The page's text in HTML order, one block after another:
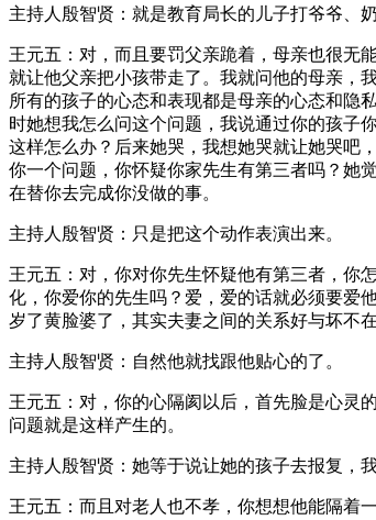
主持人殷智贤：就是教育局长的儿子打爷爷、奶
王元五：对，而且要罚父亲跪着，母亲也很无
就让他父亲把小孩带走了。我就问他的母亲，
所有的孩子的心态和表现都是母亲的心态和隐
时她想我怎么问这个问题，我说通过你的孩子
这样怎么办？后来她哭，我想她哭就让她哭吧
你一个问题，你怀疑你家先生有第三者吗？她
在替你去完成你没做的事。
主持人殷智贤：只是把这个动作表演出来。
王元五：对，你对你先生怀疑他有第三者，你
化，你爱你的先生吗？爱，爱的话就必须要爱
岁了黄脸婆了，其实夫妻之间的关系好与坏不
主持人殷智贤：自然他就找跟他贴心的了。
王元五：对，你的心隔阂以后，首先脸是心灵
问题就是这样产生的。
主持人殷智贤：她等于说让她的孩子去报复，
王元五：而且对老人也不孝，你想想他能隔着